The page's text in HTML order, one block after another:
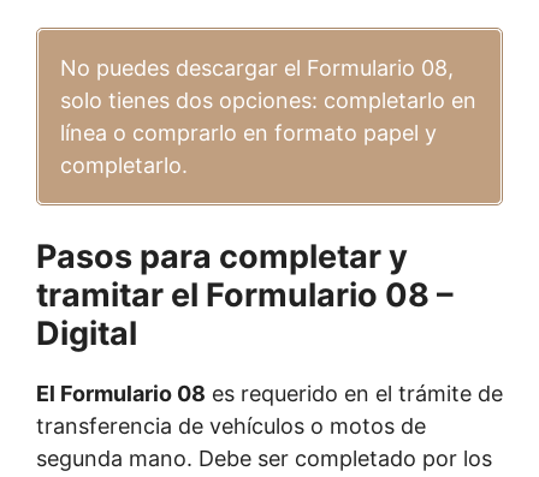
No puedes descargar el Formulario 08,
solo tienes dos opciones: completarlo en
línea o comprarlo en formato papel y
completarlo.
Pasos para completar y
tramitar el Formulario 08 –
Digital
El Formulario 08 es requerido en el trámite de
transferencia de vehículos o motos de
segunda mano. Debe ser completado por los